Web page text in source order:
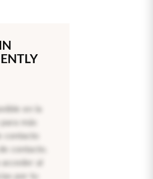
en la
más
contacto
contacto.
al
por tu